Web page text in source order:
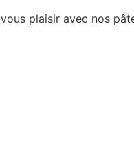
plaisir avec nos